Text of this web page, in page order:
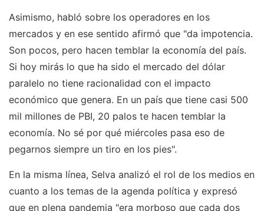
Asimismo, habló sobre los operadores en los
mercados y en ese sentido afirmó que "da impotencia.
Son pocos, pero hacen temblar la economía del país.
Si hoy mirás lo que ha sido el mercado del dólar
paralelo no tiene racionalidad con el impacto
económico que genera. En un país que tiene casi 500
mil millones de PBI, 20 palos te hacen temblar la
economía. No sé por qué miércoles pasa eso de
pegarnos siempre un tiro en los pies".
En la misma línea, Selva analizó el rol de los medios en
cuanto a los temas de la agenda política y expresó
que en plena pandemia "era morboso que cada dos